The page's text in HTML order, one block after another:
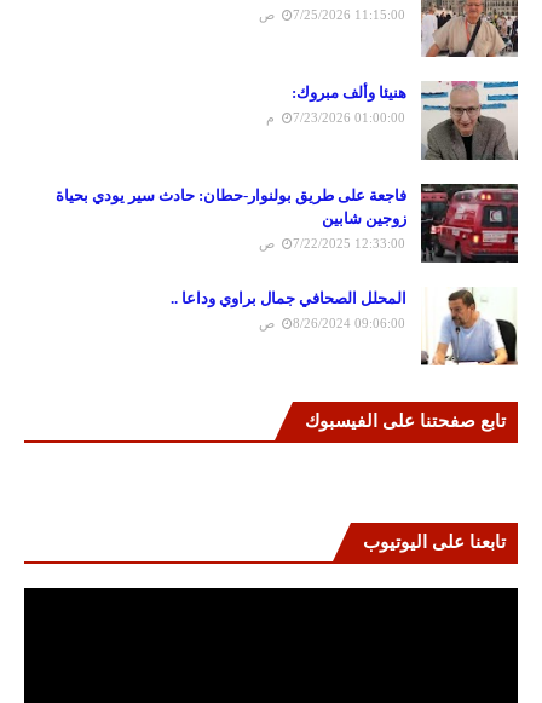
7/25/2026 11:15:00 ص
هنيئا وألف مبروك:
7/23/2026 01:00:00 م
فاجعة على طريق بولنوار-حطان: حادث سير يودي بحياة
زوجين شابين
7/22/2025 12:33:00 ص
المحلل الصحافي جمال براوي وداعا ..
8/26/2024 09:06:00 ص
تابع صفحتنا على الفيسبوك
تابعنا على اليوتيوب